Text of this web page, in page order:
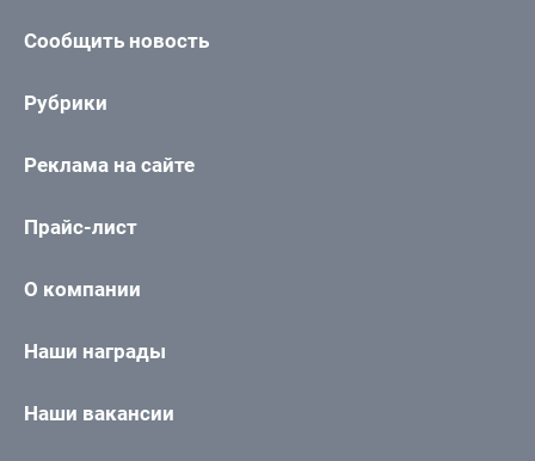
Сообщить новость
Рубрики
Реклама на сайте
Прайс-лист
О компании
Наши награды
Наши вакансии